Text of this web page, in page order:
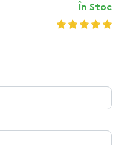
În Stoc